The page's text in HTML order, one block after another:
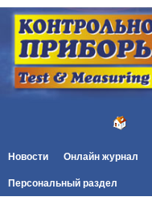
Новости Онлайн журнал
Персональный раздел